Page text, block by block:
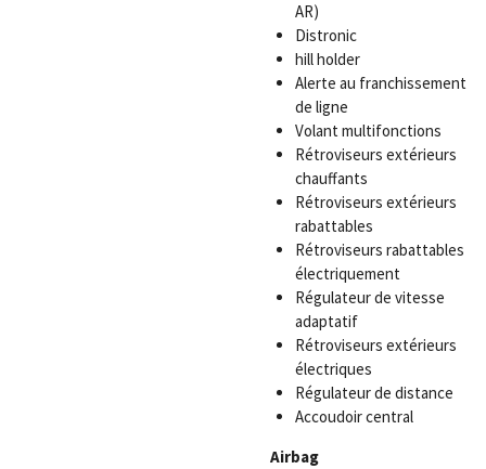
AR)
Distronic
hill holder
Alerte au franchissement
de ligne
Volant multifonctions
Rétroviseurs extérieurs
chauffants
Rétroviseurs extérieurs
rabattables
Rétroviseurs rabattables
électriquement
Régulateur de vitesse
adaptatif
Rétroviseurs extérieurs
électriques
Régulateur de distance
Accoudoir central
Airbag